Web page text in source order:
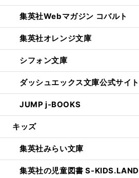
集英社Webマガジン コバルト
集英社オレンジ文庫
シフォン文庫
ダッシュエックス文庫公式サイト
JUMP j-BOOKS
キッズ
集英社みらい文庫
集英社の児童図書 S-KIDS.LAND